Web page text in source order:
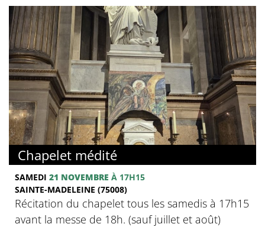
Chapelet médité
SAMEDI 21 NOVEMBRE À 17H15
SAINTE-MADELEINE (75008)
Récitation du chapelet tous les samedis à 17h15
avant la messe de 18h. (sauf juillet et août)